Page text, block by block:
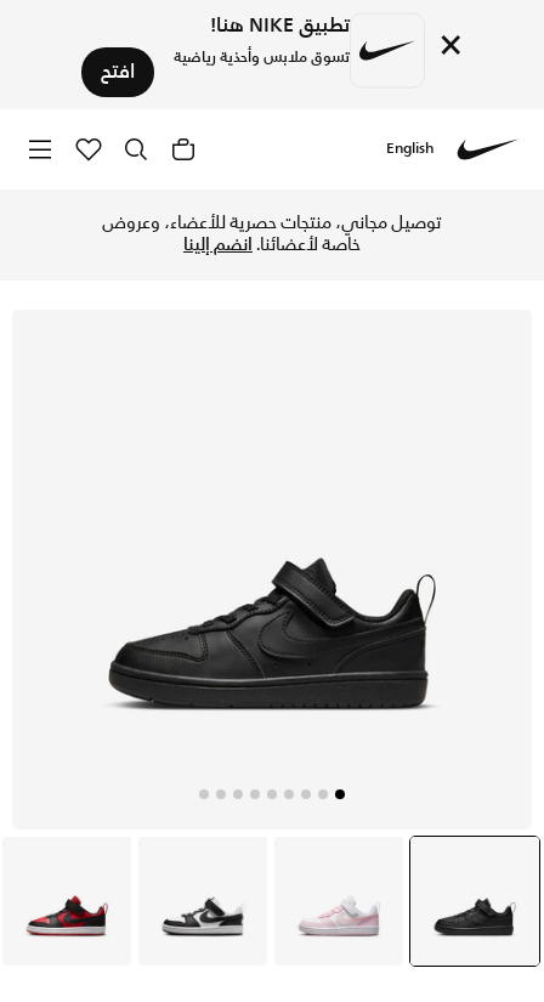
× تطبيق NIKE هنا!
تسوق ملابس وأحذية رياضية افتح
English
توصيل مجاني، منتجات حصرية للأعضاء، وعروض
خاصة لأعضائنا.انضم إلينا
selected
أسود وردي أسود أحمر